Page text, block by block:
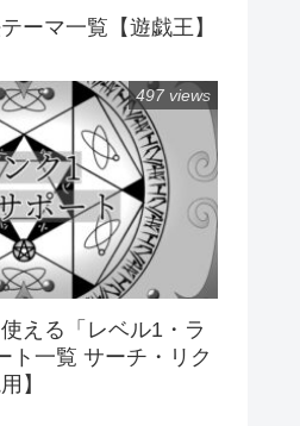
ーマ一覧【遊戯王】
える「レベル1・ラ
ト一覧 サーチ・リク
】
497 views